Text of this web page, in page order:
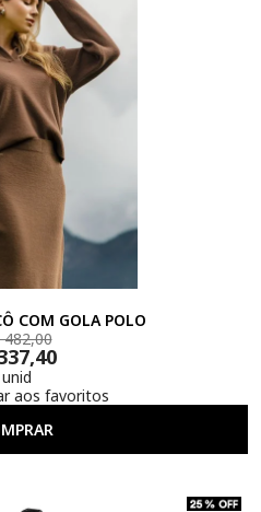
COM GOLA POLO
482,00
unid
aos favoritos